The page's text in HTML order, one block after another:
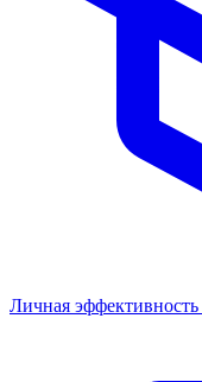
Личная эффективность